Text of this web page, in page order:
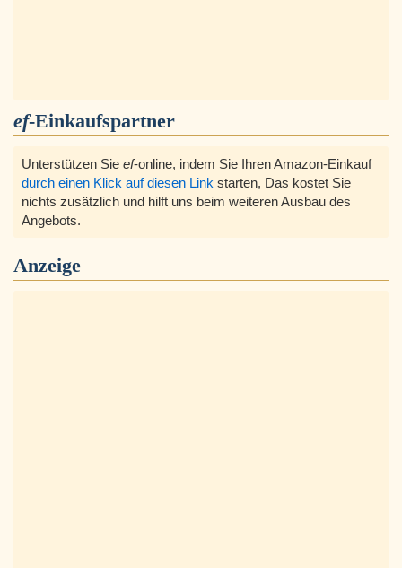
ef-Einkaufspartner
Unterstützen Sie ef-online, indem Sie Ihren Amazon-Einkauf
durch einen Klick auf diesen Link starten, Das kostet Sie
nichts zusätzlich und hilft uns beim weiteren Ausbau des
Angebots.
Anzeige